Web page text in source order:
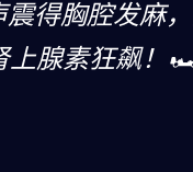
得胸腔发麻
上腺素狂飙！